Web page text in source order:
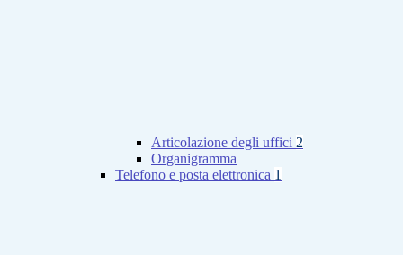
Articolazione degli uffici 2
Organigramma
Telefono e posta elettronica 1